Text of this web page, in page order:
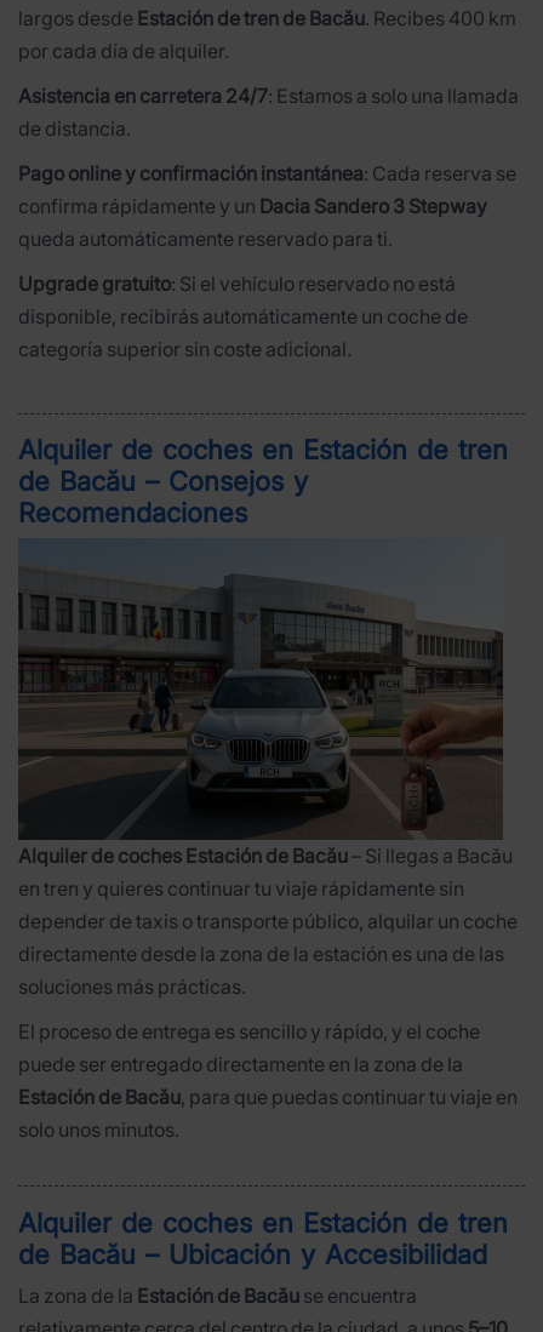
largos desde Estación de tren de Bacău. Recibes 400 km
por cada día de alquiler.
Asistencia en carretera 24/7: Estamos a solo una llamada
de distancia.
Pago online y confirmación instantánea: Cada reserva se
confirma rápidamente y un Dacia Sandero 3 Stepway
queda automáticamente reservado para ti.
Upgrade gratuito: Si el vehículo reservado no está
disponible, recibirás automáticamente un coche de
categoría superior sin coste adicional.
Alquiler de coches en Estación de tren
de Bacău – Consejos y
Recomendaciones
Alquiler de coches Estación de Bacău– Si llegas a Bacău
en tren y quieres continuar tu viaje rápidamente sin
depender de taxis o transporte público, alquilar un coche
directamente desde la zona de la estación es una de las
soluciones más prácticas.
El proceso de entrega es sencillo y rápido, y el coche
puede ser entregado directamente en la zona de la
Estación de Bacău, para que puedas continuar tu viaje en
solo unos minutos.
Alquiler de coches en Estación de tren
de Bacău – Ubicación y Accesibilidad
La zona de la Estación de Bacău se encuentra